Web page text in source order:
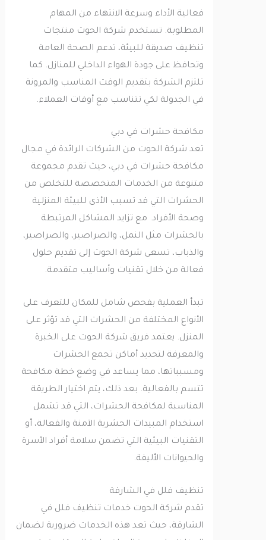
فعالية الأداء وسرعة الانتهاء من المهام
المطلوبة. تستخدم شركة الحوت منتجات
تنظيف صديقة للبيئة، تدعم الصحة العامة
وتحافظ على جودة الهواء الداخلي للمنازل. كما
تلتزم الشركة بتقديم الوقت المناسب والمرونة
في الجدولة لكي تتناسب مع أوقات العملاء.
مكافحة حشرات في دبي
تعد شركة الحوت من الشركات الرائدة في مجال
مكافحة حشرات في دبي، حيث تقدم مجموعة
متنوعة من الخدمات المتخصصة للتخلص من
الحشرات التي قد تسبب الأذى للبيئة المنزلية
وصحة الأفراد. مع تزايد المشاكل المرتبطة
بالحشرات مثل النمل، والصراصير، والصراصير،
والذباب، تسعى شركة الحوت إلى تقديم حلول
فعالة من خلال تقنيات وأساليب متقدمة.
تبدأ العملية بفحص شامل للمكان للتعرف على
الأنواع المختلفة من الحشرات التي قد تؤثر على
المنزل. يعتمد فريق شركة الحوت على الخبرة
والمعرفة لتحديد أماكن تجمع الحشرات
ومسبباتها، مما يساعد في وضع خطة مكافحة
تتسم بالفعالية. بعد ذلك، يتم اختيار الطريقة
المناسبة لمكافحة الحشرات، التي قد تشمل
استخدام المبيدات الحشرية الآمنة والفعالة، أو
التقنيات البيئية التي تضمن سلامة أفراد الأسرة
والحيوانات الأليفة.
تنظيف فلل في الشارقة
تقدم شركة الحوت خدمات تنظيف فلل في
الشارقة، حيث تعد هذه الخدمات ضرورية لضمان